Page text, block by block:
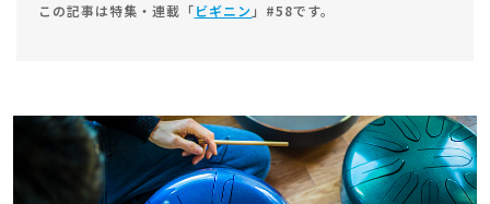
この記事は特集・連載「ビギニン 」#58です。